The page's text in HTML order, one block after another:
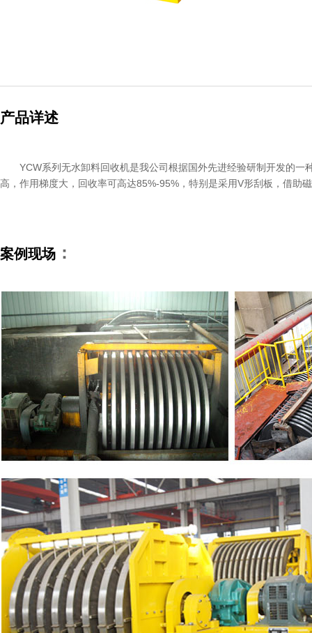
产品详述
YCW系列无水卸料回收机是我公司根据国外先进经验研制开发的
高，作用梯度大，回收率可高达85%-95%，特别是采用V形刮板，借助
案例现场 ：